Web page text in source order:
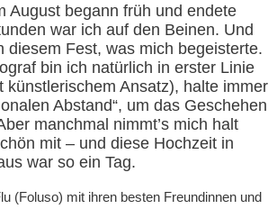
August begann früh und endete
war ich auf den Beinen. Und
diesem Fest, was mich begeisterte.
bin ich natürlich in erster Linie
künstlerischem Ansatz), halte immer
Abstand“, um das Geschehen
manchmal nimmt’s mich halt
mit – und diese Hochzeit in
war so ein Tag.
(Foluso) mit ihren besten Freundinnen und